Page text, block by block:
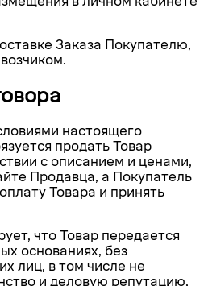
Заказа Покупателю,
настоящего
продать Товар
с описанием и ценами,
Продавца, а Покупатель
Товара и принять
что Товар передается
основаниях, без
лиц, в том числе не
и деловую репутацию,